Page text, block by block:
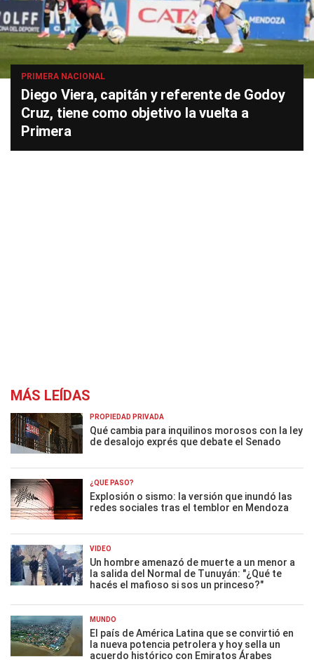
PRIMERA NACIONAL
Diego Viera, capitán y referente de Godoy
Cruz, tiene como objetivo la vuelta a
Primera
MÁS LEÍDAS
PROPIEDAD PRIVADA
Qué cambia para inquilinos morosos con la ley
de desalojo exprés que debate el Senado
¿QUÉ PASÓ?
Explosión o sismo: la versión que inundó las
redes sociales tras el temblor en Mendoza
VIDEO
Un hombre amenazó de muerte a un menor a
la salida del Normal de Tunuyán: "¿Qué te
hacés el mafioso si sos un princeso?"
MUNDO
El país de América Latina que se convirtió en
la nueva potencia petrolera y hoy sella un
acuerdo histórico con Emiratos Árabes